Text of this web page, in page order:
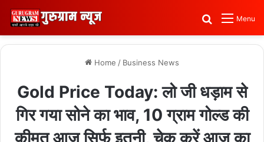
Menu
Search for
Home / Business News
Gold Price Today: लो जी धड़ाम से
गिर गया सोने का भाव, 10 ग्राम गोल्ड की
कीमत आज सिर्फ इतनी, चेक करें आज का